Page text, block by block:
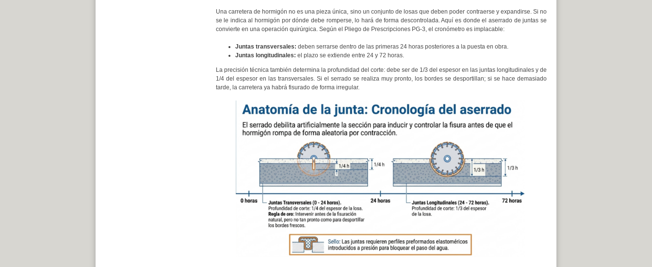
Una carretera de hormigón no es una pieza única, sino un conjunto de losas que deben poder contraerse y expandirse. Si no
se le indica al hormigón por dónde debe romperse, lo hará de forma descontrolada. Aquí es donde el aserrado de juntas se
convierte en una operación quirúrgica. Según el Pliego de Prescripciones PG-3, el cronómetro es implacable:
Juntas transversales: deben serrarse dentro de las primeras 24 horas posteriores a la puesta en obra.
Juntas longitudinales: el plazo se extiende entre 24 y 72 horas.
La precisión técnica también determina la profundidad del corte: debe ser de 1/3 del espesor en las juntas longitudinales y de
1/4 del espesor en las transversales. Si el serrado se realiza muy pronto, los bordes se desportillan; si se hace demasiado
tarde, la carretera ya habrá fisurado de forma irregular.